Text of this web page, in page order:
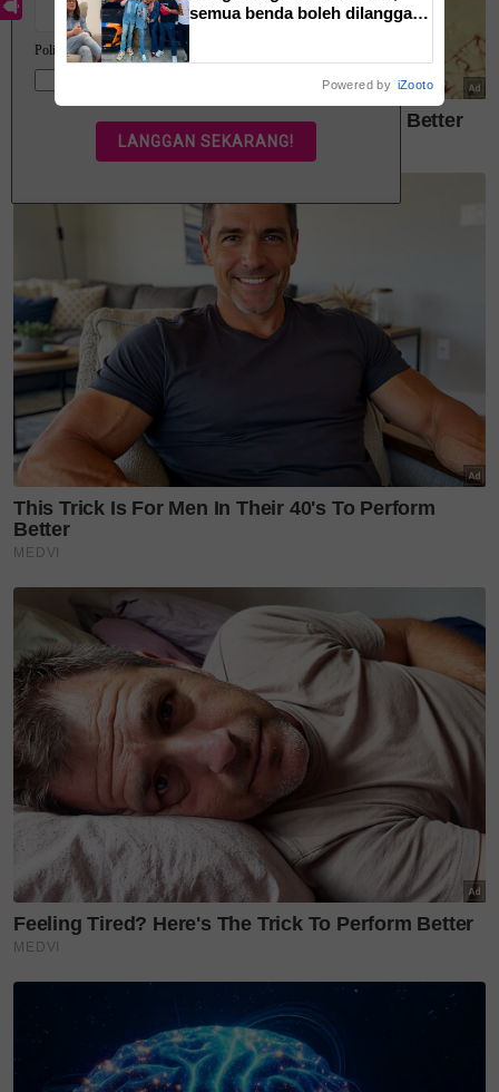
Teruskan membaca
Bukan sekadar penyanyi,
Hussain kini curi perhatian
dengan...
'You complete me' - jarang
kongsi kisah rumah
tangga,...
'Sebulan lagi saya genap 65
tahun...' - Ibu Sabri Yunus...
'Konsert ini kena ada Kak
Ani...' Siti Nurhaliza sebak,...
semua benda boleh dilanggar'
Powered by iZooto